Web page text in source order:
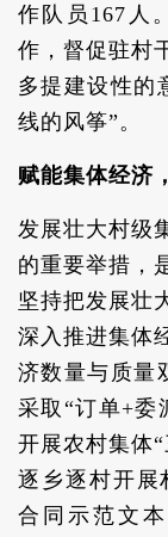
作队员167人
作，督促驻村
多提建设性的
线的风筝”。
赋能集体经济
发展壮大村级
的重要举措，
坚持把发展壮
深入推进集体
济数量与质量
采取“订单+委
开展农村集体
逐乡逐村开展
合同示范文